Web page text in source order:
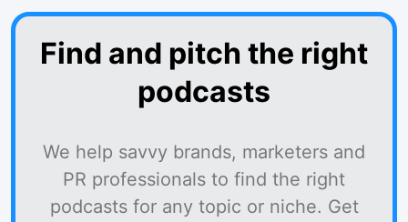
Find and pitch the right
podcasts
We help savvy brands, marketers and
PR professionals to find the right
podcasts for any topic or niche. Get